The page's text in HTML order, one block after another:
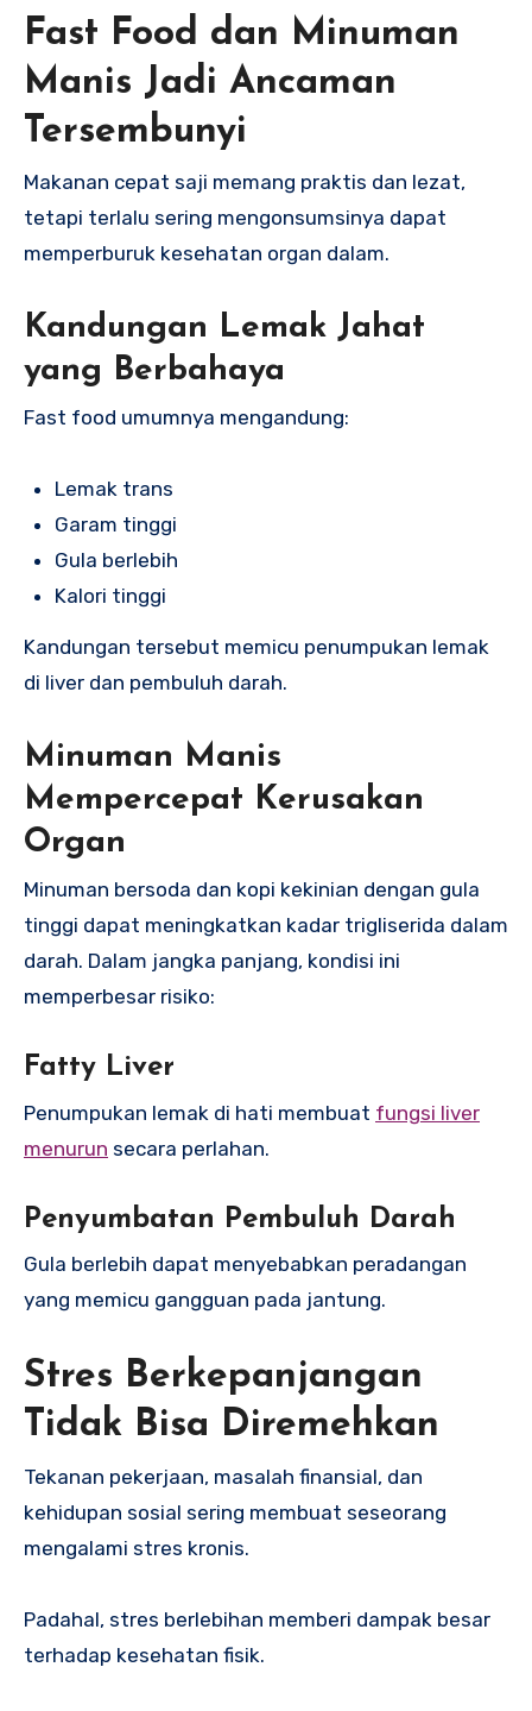
Fast Food dan Minuman
Manis Jadi Ancaman
Tersembunyi
Makanan cepat saji memang praktis dan lezat,
tetapi terlalu sering mengonsumsinya dapat
memperburuk kesehatan organ dalam.
Kandungan Lemak Jahat
yang Berbahaya
Fast food umumnya mengandung:
Lemak trans
Garam tinggi
Gula berlebih
Kalori tinggi
Kandungan tersebut memicu penumpukan lemak
di liver dan pembuluh darah.
Minuman Manis
Mempercepat Kerusakan
Organ
Minuman bersoda dan kopi kekinian dengan gula
tinggi dapat meningkatkan kadar trigliserida dalam
darah. Dalam jangka panjang, kondisi ini
memperbesar risiko:
Fatty Liver
Penumpukan lemak di hati membuat fungsi liver
menurun secara perlahan.
Penyumbatan Pembuluh Darah
Gula berlebih dapat menyebabkan peradangan
yang memicu gangguan pada jantung.
Stres Berkepanjangan
Tidak Bisa Diremehkan
Tekanan pekerjaan, masalah finansial, dan
kehidupan sosial sering membuat seseorang
mengalami stres kronis.
Padahal, stres berlebihan memberi dampak besar
terhadap kesehatan fisik.